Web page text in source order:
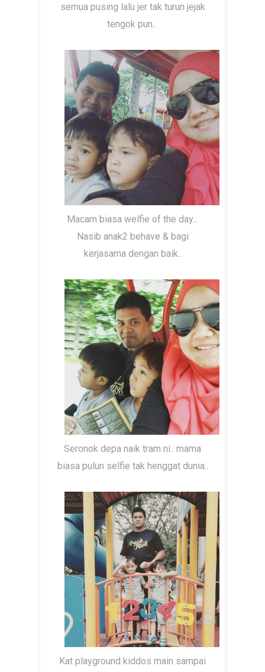
semua pusing lalu jer tak turun jejak
tengok pun..
Macam biasa welfie of the day...
Nasib anak2 behave & bagi
kerjasama dengan baik..
Seronok depa naik tram ni.. mama
biasa pulun selfie tak henggat dunia..
Kat playground kiddos main sampai